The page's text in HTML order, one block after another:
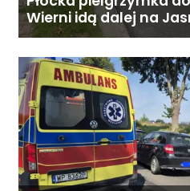
Koszt
zależy od
284 828
9:00–18:00
Wierni idą dalej na